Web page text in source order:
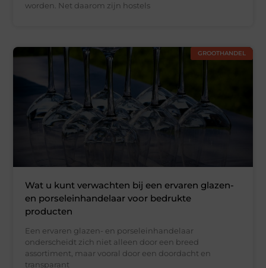
worden. Net daarom zijn hostels
GROOTHANDEL
Wat u kunt verwachten bij een ervaren glazen-
en porseleinhandelaar voor bedrukte
producten
Een ervaren glazen- en porseleinhandelaar
onderscheidt zich niet alleen door een breed
assortiment, maar vooral door een doordacht en
transparant